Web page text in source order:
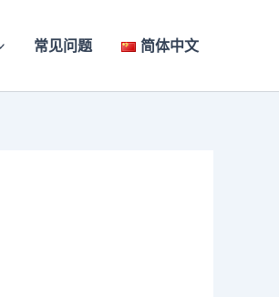
常见问题 简体中文